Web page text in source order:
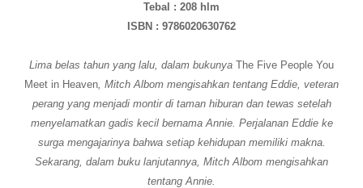
Tebal : 208 hlm
ISBN : 9786020630762
Lima belas tahun yang lalu, dalam bukunya The Five People You
Meet in Heaven, Mitch Albom mengisahkan tentang Eddie, veteran
perang yang menjadi montir di taman hiburan dan tewas setelah
menyelamatkan gadis kecil bernama Annie. Perjalanan Eddie ke
surga mengajarinya bahwa setiap kehidupan memiliki makna.
Sekarang, dalam buku lanjutannya, Mitch Albom mengisahkan
tentang Annie.